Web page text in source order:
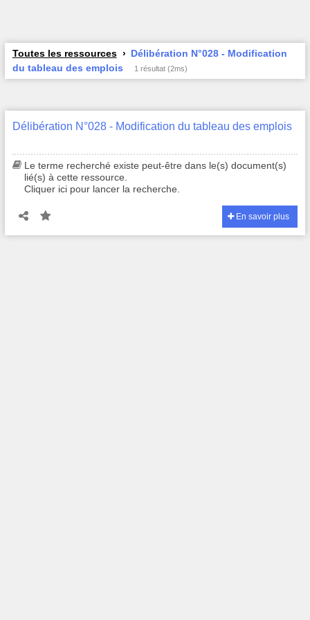
Toutes les ressources
Délibération N°028 - Modification
du tableau des emplois
1 résultat (2ms)
Délibération N°028 - Modification du tableau des emplois
Le terme recherché existe peut-être dans le(s) document(s)
lié(s) à cette ressource.
Cliquer ici pour lancer la recherche.
En savoir plus